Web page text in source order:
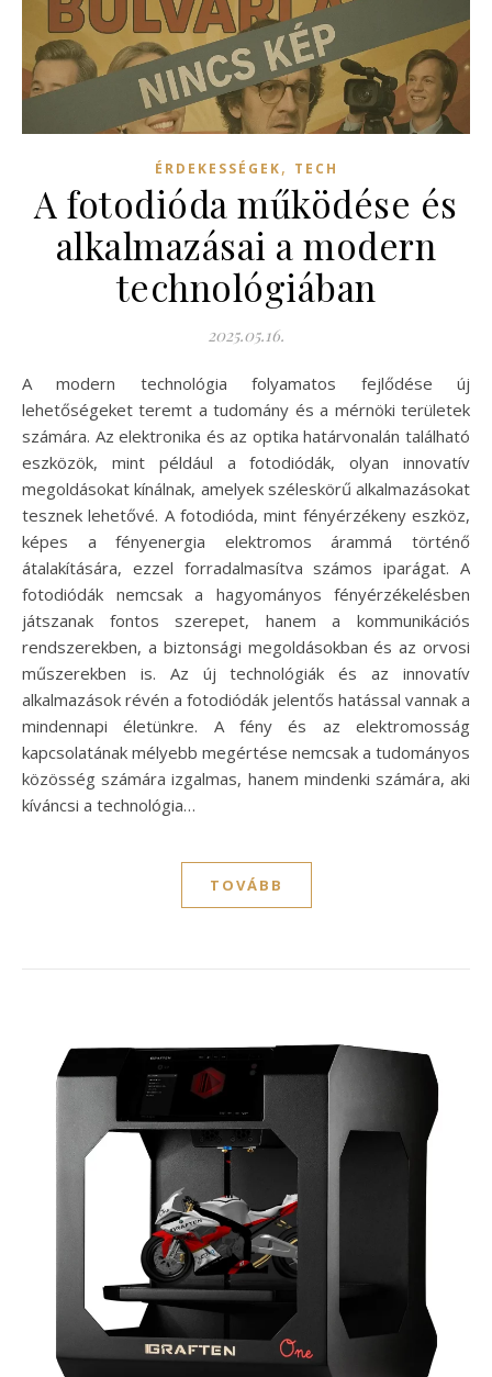
ÉRDEKESSÉGEK, TECH
A fotodióda működése és
alkalmazásai a modern
technológiában
2025.05.16.
A modern technológia folyamatos fejlődése új
lehetőségeket teremt a tudomány és a mérnöki területek
számára. Az elektronika és az optika határvonalán található
eszközök, mint például a fotodiódák, olyan innovatív
megoldásokat kínálnak, amelyek széleskörű alkalmazásokat
tesznek lehetővé. A fotodióda, mint fényérzékeny eszköz,
képes a fényenergia elektromos árammá történő
átalakítására, ezzel forradalmasítva számos iparágat. A
fotodiódák nemcsak a hagyományos fényérzékelésben
játszanak fontos szerepet, hanem a kommunikációs
rendszerekben, a biztonsági megoldásokban és az orvosi
műszerekben is. Az új technológiák és az innovatív
alkalmazások révén a fotodiódák jelentős hatással vannak a
mindennapi életünkre. A fény és az elektromosság
kapcsolatának mélyebb megértése nemcsak a tudományos
közösség számára izgalmas, hanem mindenki számára, aki
kíváncsi a technológia…
TOVÁBB